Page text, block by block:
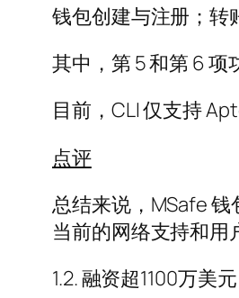
钱包创建与注册；转
其中，第 5 和第 6 项
目前，CLI 仅支持
点评
总结来说，MSafe
当前的网络支持和用
1.2. 融资超1100万美